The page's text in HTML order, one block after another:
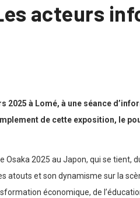
acteurs
à Lomé, à une séance
de cette exposition, le
2025 au Japon, qui se tient,
atouts et son dynamisme sur la
économique, de